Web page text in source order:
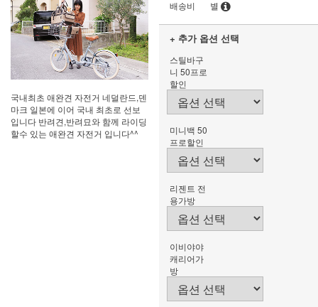
국내최초 애완견 자전거 네덜란드,덴
마크 일본에 이어 국내 최초로 선보
입니다 반려견,반려묘와 함께 라이딩
할수 있는 애완견 자전거 입니다^^
배송비
별
+ 추가 옵션 선택
스틸바구
니 50프로
할인
미니백 50
프로할인
리젠트 전
용가방
이비야야
캐리어가
방